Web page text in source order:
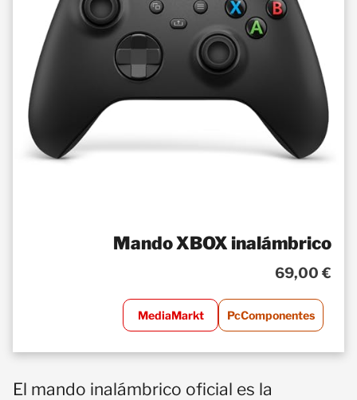
Mando XBOX inalámbrico
69,00 €
MediaMarkt PcComponentes
El mando inalámbrico oficial es la